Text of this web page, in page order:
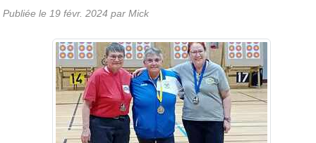
Publiée le 19 févr. 2024 par Mick